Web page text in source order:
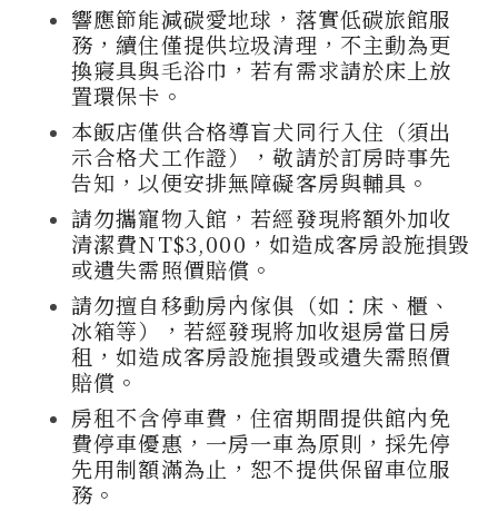
響應節能減碳愛地球，落實低碳旅館服
務，續住僅提供垃圾清理，不主動為更
換寢具與毛浴巾，若有需求請於床上放
置環保卡。
本飯店僅供合格導盲犬同行入住（須出
示合格犬工作證），敬請於訂房時事先
告知，以便安排無障礙客房與輔具。
請勿攜寵物入館，若經發現將額外加收
清潔費NT$3,000，如造成客房設施損毀
或遺失需照價賠償。
請勿擅自移動房內傢俱（如：床、櫃、
冰箱等），若經發現將加收退房當日房
租，如造成客房設施損毀或遺失需照價
賠償。
房租不含停車費，住宿期間提供館內免
費停車優惠，一房一車為原則，採先停
先用制額滿為止，恕不提供保留車位服
務。